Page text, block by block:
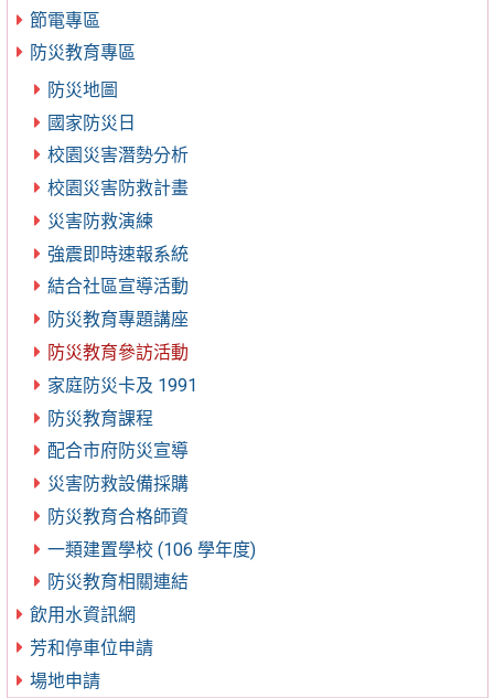
節電專區
防災教育專區
防災地圖
國家防災日
校園災害潛勢分析
校園災害防救計畫
災害防救演練
強震即時速報系統
結合社區宣導活動
防災教育專題講座
防災教育參訪活動
家庭防災卡及 1991
防災教育課程
配合市府防災宣導
災害防救設備採購
防災教育合格師資
一類建置學校 (106 學年度)
防災教育相關連結
飲用水資訊網
芳和停車位申請
場地申請